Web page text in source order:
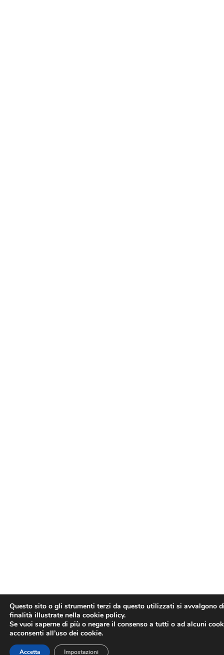
Questo sito o gli strumenti terzi da questo utilizzati si avvalgono
finalità illustrate nella cookie policy.
Se vuoi saperne di più o negare il consenso a tutti o ad alcuni
acconsenti all’uso dei cookie.
Accetta Impostazioni